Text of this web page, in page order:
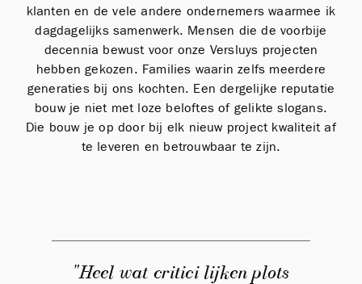
klanten en de vele andere ondernemers waarmee ik
dagdagelijks samenwerk. Mensen die de voorbije
decennia bewust voor onze Versluys projecten
hebben gekozen. Families waarin zelfs meerdere
generaties bij ons kochten. Een dergelijke reputatie
bouw je niet met loze beloftes of gelikte slogans.
Die bouw je op door bij elk nieuw project kwaliteit af
te leveren en betrouwbaar te zijn.
"Heel wat critici lijken plots